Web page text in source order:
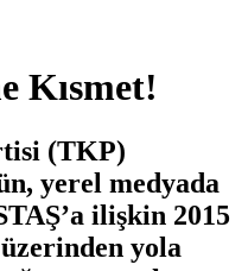
Kısmet!
(TKP)
yerel medyada
ilişkin 2015
üzerinden yola